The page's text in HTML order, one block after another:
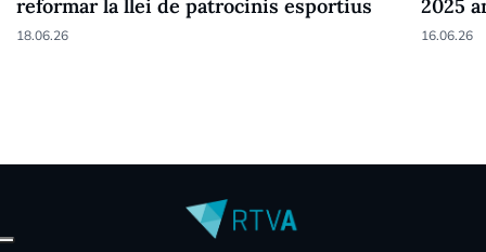
reformar la llei de patrocinis esportius
18.06.26
2025
16.06.26